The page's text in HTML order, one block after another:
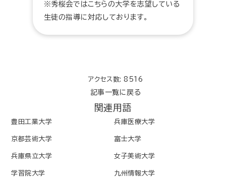
※秀桜会ではこちらの大学を志望している
生徒の指導に対応しております。
アクセス数: 8516
記事一覧に戻る
関連用語
豊田工業大学 兵庫医療大学
京都芸術大学 富士大学
兵庫県立大学 女子美術大学
学習院大学 九州情報大学